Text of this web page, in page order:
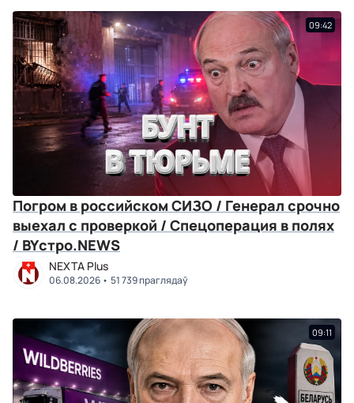
09:42
Погром в российском СИЗО / Генерал срочно
выехал с проверкой / Спецоперация в полях
/ BYстро.NEWS
NEXTA Plus
06.08.2026 51 739 праглядаў
09:11